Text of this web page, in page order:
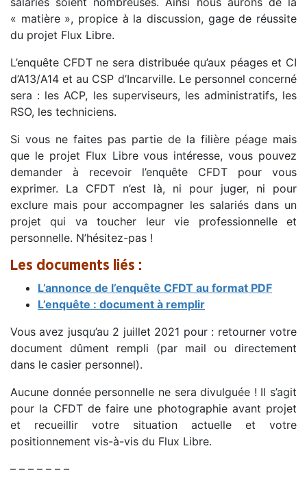
« matière », propice à la discussion, gage de réussite
du projet Flux Libre.
L’enquête CFDT ne sera distribuée qu’aux péages et CI
d’A13/A14 et au CSP d’Incarville. Le personnel concerné
sera : les ACP, les superviseurs, les administratifs, les
RSO, les techniciens.
Si vous ne faites pas partie de la filière péage mais
que le projet Flux Libre vous intéresse, vous pouvez
demander à recevoir l’enquête CFDT pour vous
exprimer. La CFDT n’est là, ni pour juger, ni pour
exclure mais pour accompagner les salariés dans un
projet qui va toucher leur vie professionnelle et
personnelle. N’hésitez-pas !
Les documents liés :
L’annonce de l’enquête CFDT au format PDF
L’enquête : document à remplir
Vous avez jusqu’au 2 juillet 2021 pour : retourner votre
document dûment rempli (par mail ou directement
dans le casier personnel).
Aucune donnée personnelle ne sera divulguée ! Il s’agit
pour la CFDT de faire une photographie avant projet
et recueillir votre situation actuelle et votre
positionnement vis-à-vis du Flux Libre.
– – – – – – –